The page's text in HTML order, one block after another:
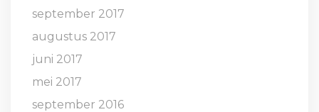
september 2017
augustus 2017
juni 2017
mei 2017
september 2016